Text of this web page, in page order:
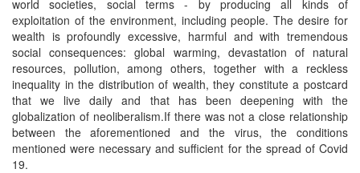
world societies, social terms - by producing all kinds of
exploitation of the environment, including people. The desire for
wealth is profoundly excessive, harmful and with tremendous
social consequences: global warming, devastation of natural
resources, pollution, among others, together with a reckless
inequality in the distribution of wealth, they constitute a postcard
that we live daily and that has been deepening with the
globalization of neoliberalism.If there was not a close relationship
between the aforementioned and the virus, the conditions
mentioned were necessary and sufficient for the spread of Covid
19.